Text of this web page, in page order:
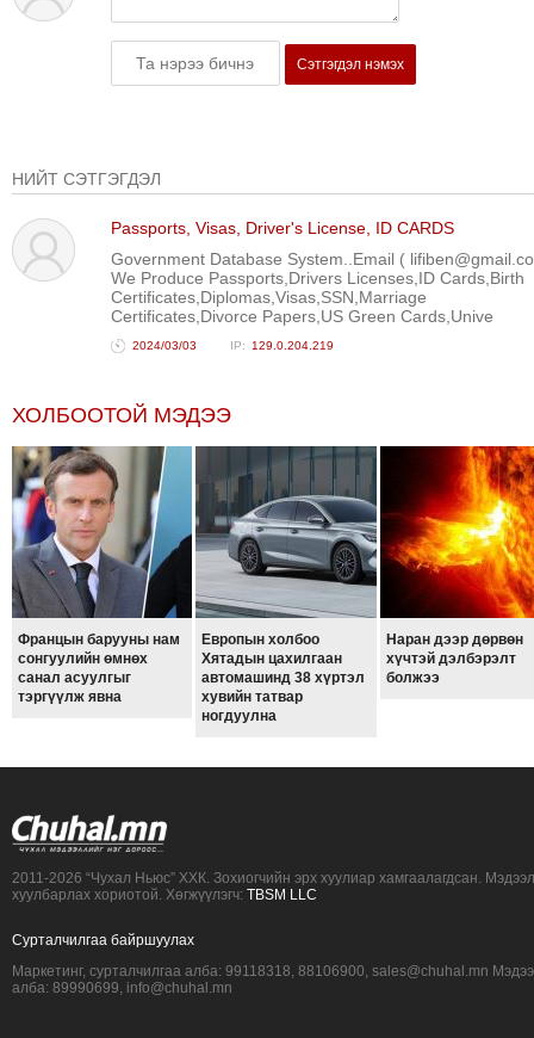
ЗӨРЧЛИЙН
СОНГУУЛЬ-2017
Сэтгэгдэл нэмэх
НИЙТ СЭТГЭГДЭЛ
Passports, Visas, Driver's License, ID CARDS
Government Database System..Email (
We Produce Passports,Drivers Licenses,ID Cards,Birth
Certificates,Diplomas,Visas,SSN,Marriage
Certificates,Divorce Papers,US Green Cards,Unive
2024/03/03 129.0.204.219
ХОЛБООТОЙ МЭДЭЭ
Францын барууны нам
сонгуулийн өмнөх
санал асуулгыг
тэргүүлж явна
Европын холбоо
Хятадын цахилгаан
автомашинд 38 хүртэл
хувийн татвар
ногдуулна
Наран дээр дөрвөн
хүчтэй дэлбэрэлт
болжээ
2011-2026 “Чухал Ньюс” ХХК. Зохиогчийн эрх хуулиар хамгаалагдсан.
хуулбарлах хориотой. Хөгжүүлэгч: TBSM LLC
Сурталчилгаа байршуулах
Маркетинг, сурталчилгаа алба: 99118318, 88106900, sales@chuhal.mn
алба: 89990699, info@chuhal.mn